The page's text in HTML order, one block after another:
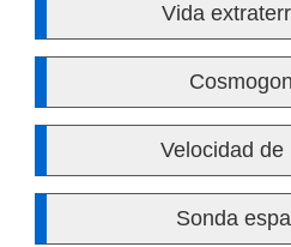
Vida
Velocidad de
Sonda